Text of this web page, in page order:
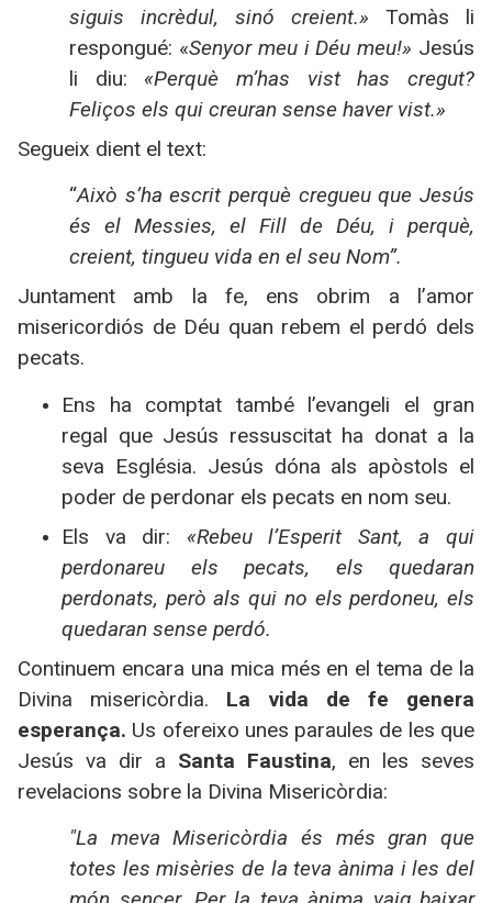
siguis incrèdul, sinó creient.»Tomàs li
respongué: «Senyor meu i Déu meu!» Jesús
li diu: «Perquè m’has vist has cregut?
Feliços els qui creuran sense haver vist.»
Segueix dient el text:
“Això s’ha escrit perquè cregueu que Jesús
és el Messies, el Fill de Déu, i perquè,
creient, tingueu vida en el seu Nom”.
Juntament amb la fe, ens obrim a l’amor
misericordiós de Déu quan rebem el perdó dels
pecats.
Ens ha comptat també l’evangeli el gran
regal que Jesús ressuscitat ha donat a la
seva Església. Jesús dóna als apòstols el
poder de perdonar els pecats en nom seu.
Els va dir: «Rebeu l’Esperit Sant, a qui
perdonareu els pecats, els quedaran
perdonats, però als qui no els perdoneu, els
quedaran sense perdó.
Continuem encara una mica més en el tema de la
Divina misericòrdia. La vida de fe genera
esperança. Us ofereixo unes paraules de les que
Jesús va dir a Santa Faustina, en les seves
revelacions sobre la Divina Misericòrdia:
"La meva Misericòrdia és més gran que
totes les misèries de la teva ànima i les del